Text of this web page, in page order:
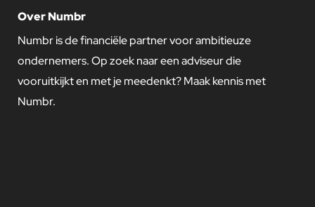
Over Numbr
Numbr is de financiële partner voor ambitieuze
ondernemers. Op zoek naar een adviseur die
vooruitkijkt en met je meedenkt? Maak kennis met
Numbr.